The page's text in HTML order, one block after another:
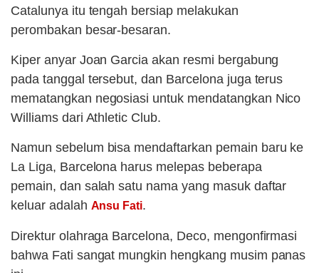
Catalunya itu tengah bersiap melakukan
perombakan besar-besaran.
Kiper anyar Joan Garcia akan resmi bergabung
pada tanggal tersebut, dan Barcelona juga terus
mematangkan negosiasi untuk mendatangkan Nico
Williams dari Athletic Club.
Namun sebelum bisa mendaftarkan pemain baru ke
La Liga, Barcelona harus melepas beberapa
pemain, dan salah satu nama yang masuk daftar
keluar adalah Ansu Fati.
Direktur olahraga Barcelona, Deco, mengonfirmasi
bahwa Fati sangat mungkin hengkang musim panas